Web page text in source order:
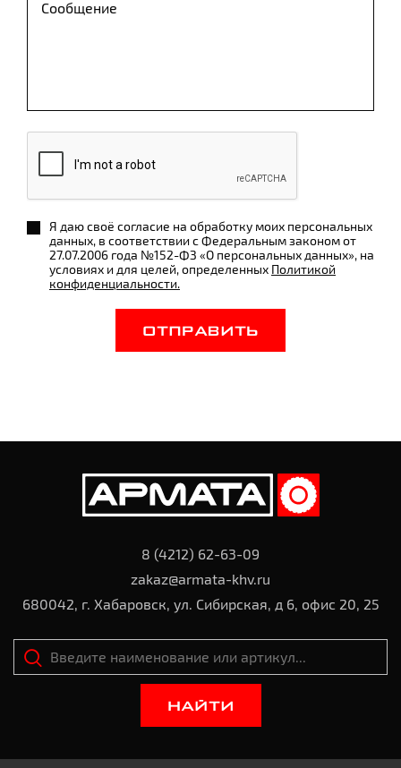
Я даю своё согласие на обработку моих персональных
данных, в соответствии с Федеральным законом от
27.07.2006 года №152-ФЗ «О персональных данных», на
условиях и для целей, определенных Политикой
конфиденциальности.
ОТПРАВИТЬ
8 (4212) 62-63-09
zakaz@armata-khv.ru
680042, г. Хабаровск, ул. Сибирская, д 6, офис 20, 25
НАЙТИ